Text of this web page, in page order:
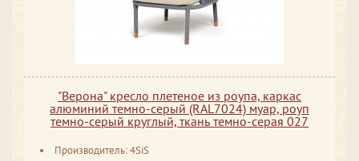
"Верона" кресло плетеное из роупа, каркас
алюминий темно-серый (RAL7024) муар, роуп
темно-серый круглый, ткань темно-серая 027
Производитель: 4SiS